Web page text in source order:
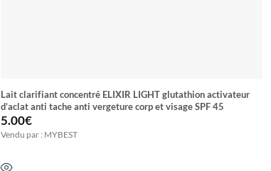
Lait clarifiant concentré ELIXIR LIGHT glutathion activateur
d’aclat anti tache anti vergeture corp et visage SPF 45
5.00€
Vendu par : MYBEST